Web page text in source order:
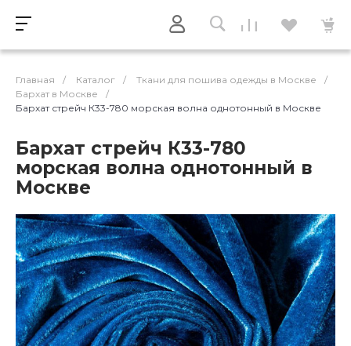
Главная / Каталог / Ткани для пошива одежды в Москве
/
Бархат в Москве
/
Бархат стрейч К33-780 морская волна однотонный в Москве
Бархат стрейч К33-780
морская волна однотонный в
Москве